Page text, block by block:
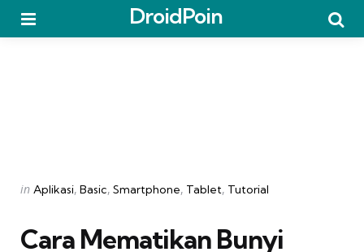
DroidPoin
Categories
Posted
in Aplikasi Basic Smartphone Tablet Tutorial
Cara Mematikan Bunyi